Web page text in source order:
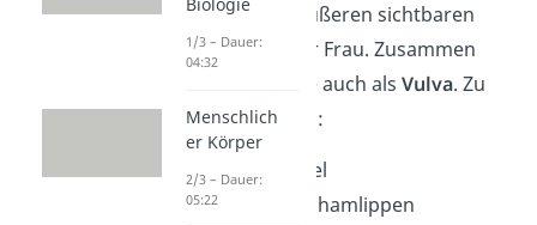
Frau bilden den äußeren sichtbaren
Genitalbereich der Frau. Zusammen
bezeichnest du sie auch als Vulva. Zu
der Vulva gehören:
der Venushügel
die äußeren Schamlippen
1/3 – Dauer:
04:32
Menschlich
er Körper
2/3 – Dauer:
05:22